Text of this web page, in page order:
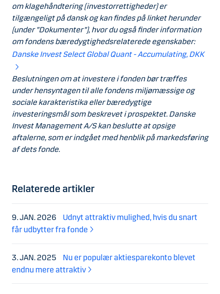
om klagehåndtering (investorrettigheder) er
tilgængeligt på dansk og kan findes på linket herunder
(under ”Dokumenter”), hvor du også finder information
om fondens bæredygtighedsrelaterede egenskaber:
Danske Invest Select Global Quant - Accumulating, DKK
Beslutningen om at investere i fonden bør træffes
under hensyntagen til alle fondens miljømæssige og
sociale karakteristika eller bæredygtige
investeringsmål som beskrevet i prospektet. Danske
Invest Management A/S kan beslutte at opsige
aftalerne, som er indgået med henblik på markedsføring
af dets fonde.
Relaterede artikler
9. JAN. 2026
Udnyt attraktiv mulighed, hvis du snart
får udbytter fra fonde
3. JAN. 2025
Nu er populær aktiesparekonto blevet
endnu mere attraktiv